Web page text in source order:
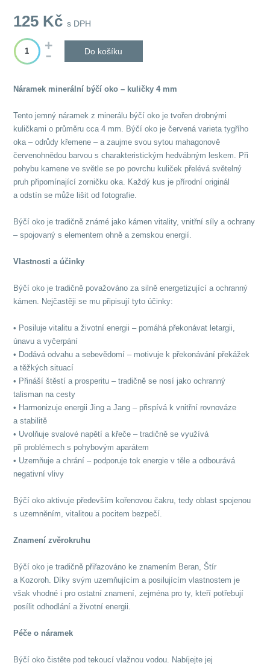
125 Kčs DPH
Do košíku
Náramek minerální býčí oko – kuličky 4 mm
Tento jemný náramek z minerálu býčí oko je tvořen drobnými
kuličkami o průměru cca 4 mm. Býčí oko je červená varieta tygřího
oka – odrůdy křemene – a zaujme svou sytou mahagonově
červenohnědou barvou s charakteristickým hedvábným leskem. Při
pohybu kamene ve světle se po povrchu kuliček přelévá světelný
pruh připomínající zorničku oka. Každý kus je přírodní originál
a odstín se může lišit od fotografie.
Býčí oko je tradičně známé jako kámen vitality, vnitřní síly a ochrany
– spojovaný s elementem ohně a zemskou energií.
Vlastnosti a účinky
Býčí oko je tradičně považováno za silně energetizující a ochranný
kámen. Nejčastěji se mu připisují tyto účinky:
• Posiluje vitalitu a životní energii – pomáhá překonávat letargii,
únavu a vyčerpání
• Dodává odvahu a sebevědomí – motivuje k překonávání překážek
a těžkých situací
• Přináší štěstí a prosperitu – tradičně se nosí jako ochranný
talisman na cesty
• Harmonizuje energii Jing a Jang – přispívá k vnitřní rovnováze
a stabilitě
• Uvolňuje svalové napětí a křeče – tradičně se využívá
při problémech s pohybovým aparátem
• Uzemňuje a chrání – podporuje tok energie v těle a odbourává
negativní vlivy
Býčí oko aktivuje především kořenovou čakru, tedy oblast spojenou
s uzemněním, vitalitou a pocitem bezpečí.
Znamení zvěrokruhu
Býčí oko je tradičně přiřazováno ke znamením Beran, Štír
a Kozoroh. Díky svým uzemňujícím a posilujícím vlastnostem je
však vhodné i pro ostatní znamení, zejména pro ty, kteří potřebují
posílit odhodlání a životní energii.
Péče o náramek
Býčí oko čistěte pod tekoucí vlažnou vodou. Nabíjejte jej